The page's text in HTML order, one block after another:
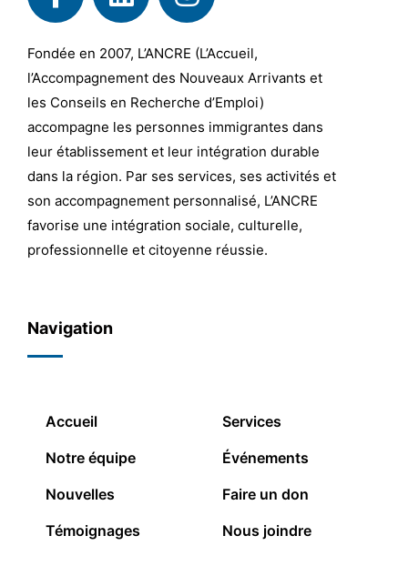
Fondée en 2007, L’ANCRE (L’Accueil,
l’Accompagnement des Nouveaux Arrivants et
les Conseils en Recherche d’Emploi)
accompagne les personnes immigrantes dans
leur établissement et leur intégration durable
dans la région. Par ses services, ses activités et
son accompagnement personnalisé, L’ANCRE
favorise une intégration sociale, culturelle,
professionnelle et citoyenne réussie.
Navigation
Accueil
Notre équipe
Nouvelles
Témoignages
Services
Événements
Faire un don
Nous joindre